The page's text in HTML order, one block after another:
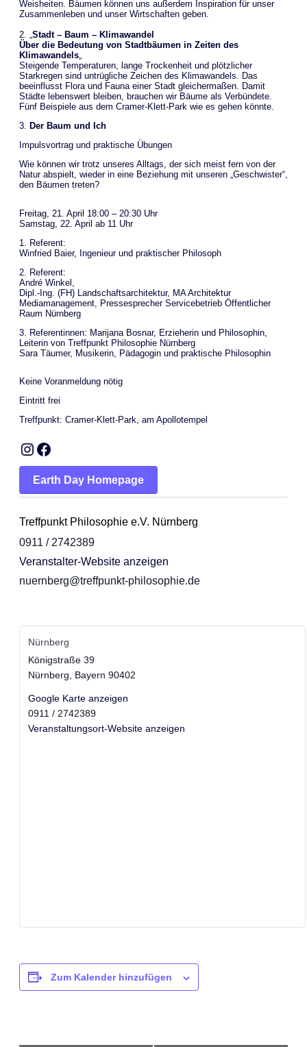
Weisheiten. Bäumen können uns außerdem Inspiration für unser
Zusammenleben und unser Wirtschaften geben.
2. „ Stadt – Baum – Klimawandel
Über die Bedeutung von Stadtbäumen in Zeiten des
Klimawandels
Steigende Temperaturen, lange Trockenheit und plötzlicher
Starkregen sind untrügliche Zeichen des Klimawandels. Das
beeinflusst Flora und Fauna einer Stadt gleichermaßen. Damit
Städte lebenswert bleiben, brauchen wir Bäume als Verbündete.
Fünf Beispiele aus dem Cramer-Klett-Park wie es gehen könnte.
3. Der Baum und Ich
Impulsvortrag und praktische Übungen
Wie können wir trotz unseres Alltags, der sich meist fern von der
Natur abspielt, wieder in eine Beziehung mit unseren „Geschwister“,
den Bäumen treten?
Freitag, 21. April 18:00 – 20:30 Uhr
Samstag, 22. April ab 11 Uhr
1. Referent:
Winfried Baier, Ingenieur und praktischer Philosoph
2. Referent:
André Winkel,
Dipl.-Ing. (FH) Landschaftsarchitektur, MA Architektur
Mediamanagement, Pressesprecher Servicebetrieb Öffentlicher
Raum Nürnberg
3. Referentinnen: Marijana Bosnar, Erzieherin und Philosophin,
Leiterin von Treffpunkt Philosophie Nürnberg
Sara Täumer, Musikerin, Pädagogin und praktische Philosophin
Keine Voranmeldung nötig
Eintritt frei
Treffpunkt: Cramer-Klett-Park, am Apollotempel
Instagram
Facebook
Earth Day Homepage
Treffpunkt Philosophie e.V. Nürnberg
0911 / 2742389
Veranstalter-Website anzeigen
nuernberg@treffpunkt-philosophie.de
Nürnberg
Königstraße 39
Nürnberg, Bayern 90402
Google Karte anzeigen
0911 / 2742389
Veranstaltungsort-Website anzeigen
Zum Kalender hinzufügen